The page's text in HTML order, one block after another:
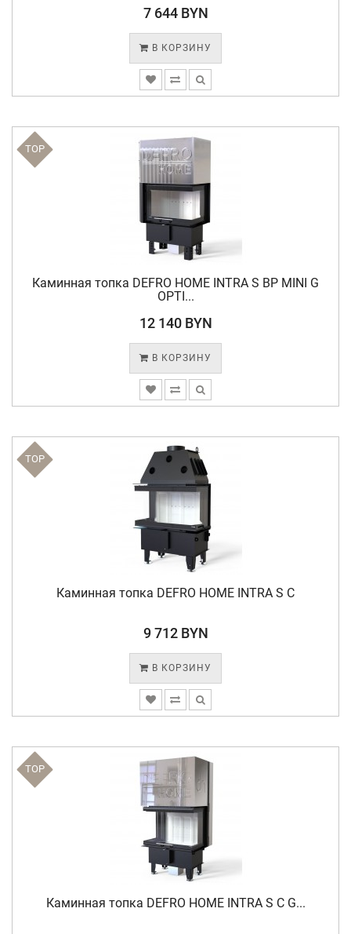
7 644 BYN
В КОРЗИНУ
TOP
Каминная топка DEFRO HOME INTRA S BP MINI G
OPTI...
12 140 BYN
В КОРЗИНУ
TOP
Каминная топка DEFRO HOME INTRA S C
9 712 BYN
В КОРЗИНУ
TOP
Каминная топка DEFRO HOME INTRA S C G...